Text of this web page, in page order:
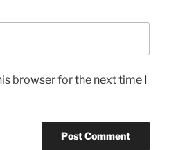
browser for the next time I